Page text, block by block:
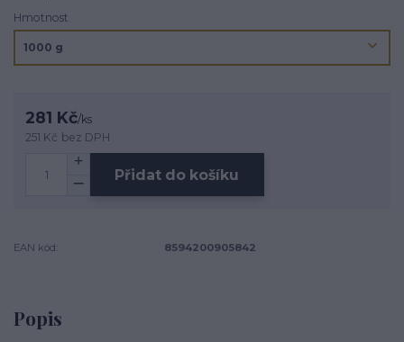
Hmotnost
281 Kč/ks
251 Kč bez DPH
Přidat do košíku
EAN kód: 8594200905842
Popis